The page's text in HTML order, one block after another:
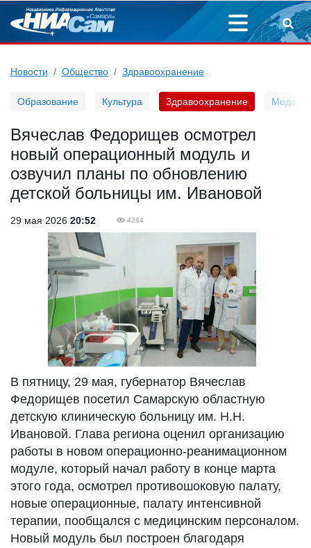
Новости Общество Здравоохранение
Образование Культура Здравоохранение Мода
Вячеслав Федорищев осмотрел
новый операционный модуль и
озвучил планы по обновлению
детской больницы им. Ивановой
29 мая 2026 20:52 4284
В пятницу, 29 мая, губернатор Вячеслав
Федорищев посетил Самарскую областную
детскую клиническую больницу им. Н.Н.
Ивановой. Глава региона оценил организацию
работы в новом операционно-реанимационном
модуле, который начал работу в конце марта
этого года, осмотрел противошоковую палату,
новые операционные, палату интенсивной
терапии, пообщался с медицинским персоналом.
Новый модуль был построен благодаря